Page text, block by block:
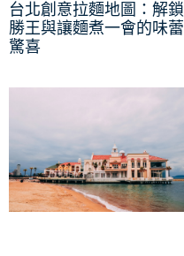
台北創意拉麵地圖：解鎖
勝王與讓麵煮一會的味蕾
驚喜